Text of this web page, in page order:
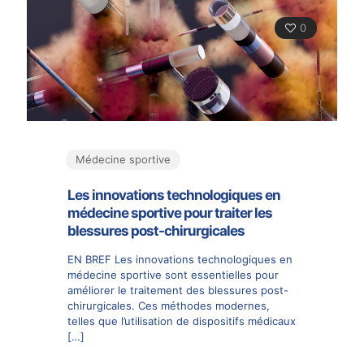
0
Médecine sportive
Les innovations technologiques en
médecine sportive pour traiter les
blessures post-chirurgicales
EN BREF Les innovations technologiques en
médecine sportive sont essentielles pour
améliorer le traitement des blessures post-
chirurgicales. Ces méthodes modernes,
telles que l’utilisation de dispositifs médicaux
[…]